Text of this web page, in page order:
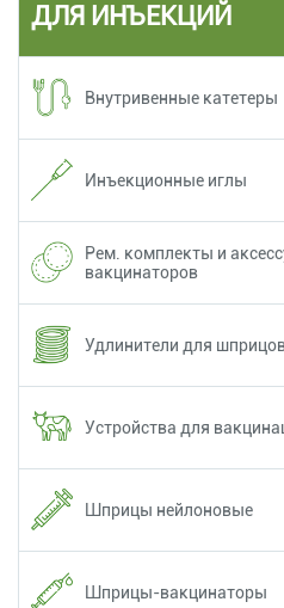
ДЛЯ ИНЪЕКЦИЙ
Внутривенные катетеры
Инъекционные иглы
Рем. комплекты и
вакцинаторов
Удлинители для
Устройства для
Шприцы нейлоновые
Шприцы-вакцинаторы